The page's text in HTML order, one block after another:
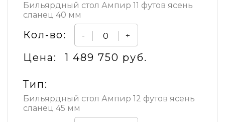
Бильярдный стол Ампир 11 футов ясень
сланец 40 мм
Кол-во: - +
Цена: 1 489 750 руб.
Тип:
Бильярдный стол Ампир 12 футов ясень
сланец 45 мм